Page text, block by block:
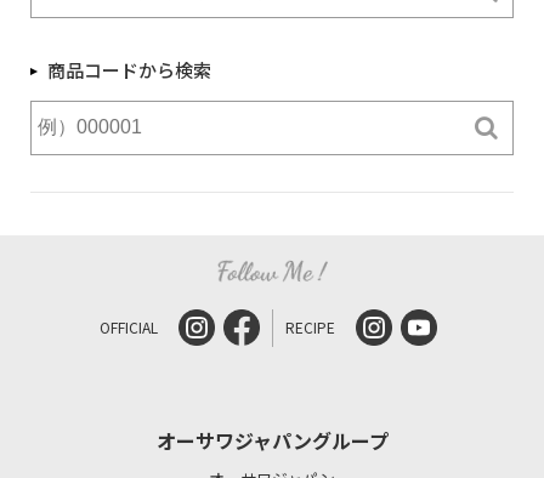
商品コードから検索
OFFICIAL RECIPE
オーサワジャパングループ